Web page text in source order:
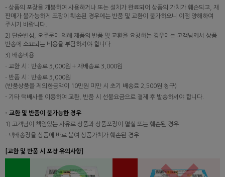
- 상품의 포장을 개봉하여 사용하거나 또는 설치가 완료되어 상품의 가치가 훼손되고, 재
판매가 불가능하게 포장이 훼손된 경우에는 반품 및 교환이 불가하오니 이점 양해하여
주시기 바랍니다.
2) 단순변심, 오주문에 의해 제품의 반품 및 교환을 요청하는 경우에는 고객님께서 상품
반송에 소요되는 비용을 부담하셔야 합니다.
3) 배송비용
- 교환 시 : 반송료 3,000원 + 재배송료 3,000원
- 반품 시 : 반송료 3,000원
(반품상품을 제외한금액이 10만원 미만 시 초기 배송료 2,500원 청구)
- 기타 택배사를 이용하여 교환, 반품 시 선불요금으로 결제 후 발송하셔야 합니다.
- 교환 및 반품이 불가능한 경우
1) 고객님이 책임있는 사유로 상품과 상품포장이 멸실 또는 훼손된 경우
- 택배송장을 상품에 바로 붙여 상품가치가 훼손된 경우
[교환 및 반품 시 포장 유의사항]